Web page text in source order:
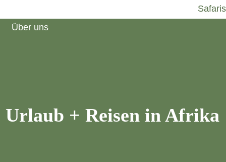
Safaris
Über uns
Urlaub + Reisen in Afrika